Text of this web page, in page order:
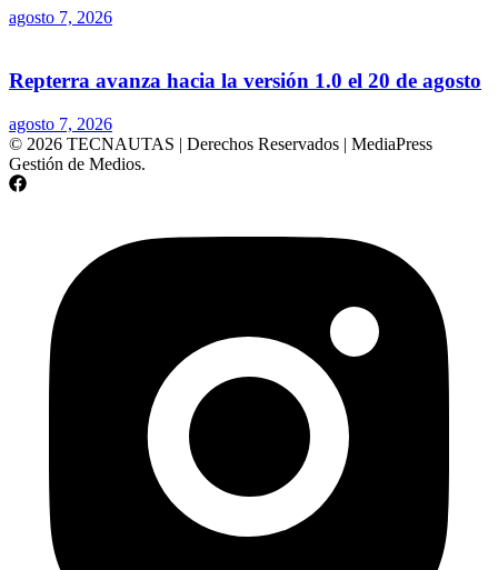
agosto 7, 2026
Repterra avanza hacia la versión 1.0 el 20 de agosto
agosto 7, 2026
© 2026 TECNAUTAS | Derechos Reservados | MediaPress
Gestión de Medios.